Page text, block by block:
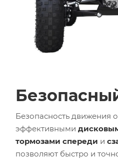
Безопасность движения
эффективными
тормозами спереди и
позволяют быстро и